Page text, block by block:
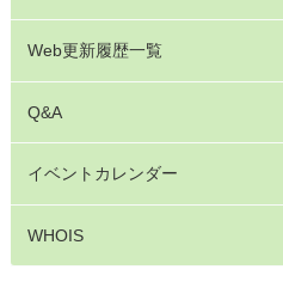
Web更新履歴一覧
Q&A
イベントカレンダー
WHOIS